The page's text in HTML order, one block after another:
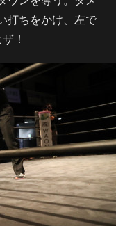
打ちをかけ、左で
！